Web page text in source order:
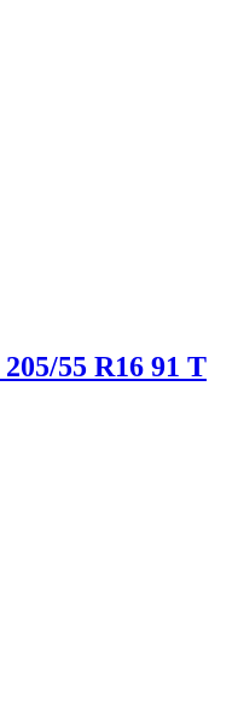
205/55 R16 91 T